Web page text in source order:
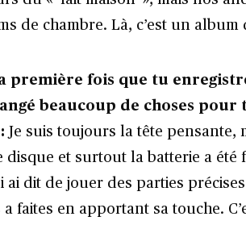
de chambre. Là, c’est un album
première fois que tu
beaucoup de choses pour
Je suis toujours la tête pensante,
disque et surtout la batterie a été
ai dit de jouer des parties précises
faites en apportant sa touche.